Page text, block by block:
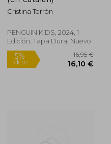
Cristina Torrón
PENGUIN KIDS, 2024, 1
Edición, Tapa Dura, Nuevo